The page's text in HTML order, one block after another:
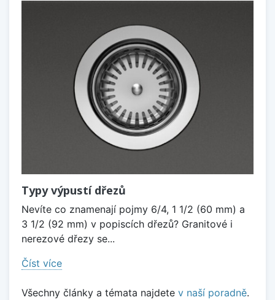
Typy výpustí dřezů
Nevíte co znamenají pojmy 6/4, 1 1/2 (60 mm) a
3 1/2 (92 mm) v popiscích dřezů? Granitové i
nerezové dřezy se...
Číst více
Všechny články a témata najdete v naší poradně.